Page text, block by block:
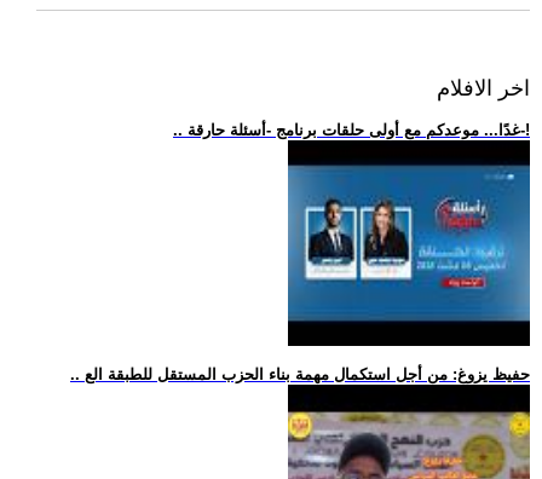
اخر الافلام
.. غدًا... موعدكم مع أولى حلقات برنامج -أسئلة حارقة-!
.. حفيظ يزوغ: من أجل استكمال مهمة بناء الحزب المستقل للطبقة الع